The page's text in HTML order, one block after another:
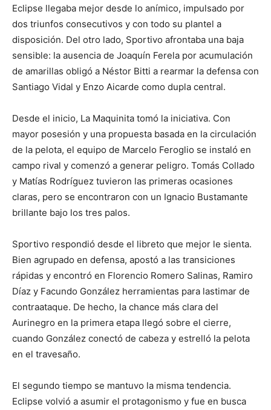
Eclipse llegaba mejor desde lo anímico, impulsado por
dos triunfos consecutivos y con todo su plantel a
disposición. Del otro lado, Sportivo afrontaba una baja
sensible: la ausencia de Joaquín Ferela por acumulación
de amarillas obligó a Néstor Bitti a rearmar la defensa con
Santiago Vidal y Enzo Aicarde como dupla central.
Desde el inicio, La Maquinita tomó la iniciativa. Con
mayor posesión y una propuesta basada en la circulación
de la pelota, el equipo de Marcelo Feroglio se instaló en
campo rival y comenzó a generar peligro. Tomás Collado
y Matías Rodríguez tuvieron las primeras ocasiones
claras, pero se encontraron con un Ignacio Bustamante
brillante bajo los tres palos.
Sportivo respondió desde el libreto que mejor le sienta.
Bien agrupado en defensa, apostó a las transiciones
rápidas y encontró en Florencio Romero Salinas, Ramiro
Díaz y Facundo González herramientas para lastimar de
contraataque. De hecho, la chance más clara del
Aurinegro en la primera etapa llegó sobre el cierre,
cuando González conectó de cabeza y estrelló la pelota
en el travesaño.
El segundo tiempo se mantuvo la misma tendencia.
Eclipse volvió a asumir el protagonismo y fue en busca